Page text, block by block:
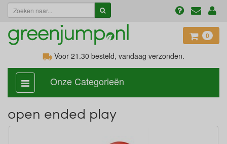
0
Voor 21.30 besteld, vandaag verzonden.
categorie
aan,
Onze Categorieën
open ended play